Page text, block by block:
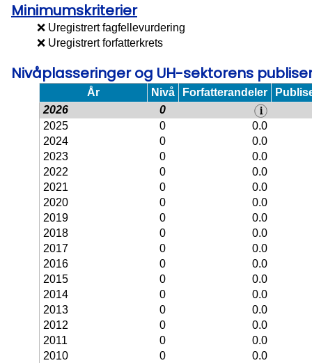
Minimumskriterier
❌ Uregistrert fagfellevurdering
❌ Uregistrert forfatterkrets
Nivåplasseringer og UH-sektorens
År Nivå Forfatterandeler
2026
0
2025
0
0.0
2024
0
0.0
2023
0
0.0
2022
0
0.0
2021
0
0.0
2020
0
0.0
2019
0
0.0
2018
0
0.0
2017
0
0.0
2016
0
0.0
2015
0
0.0
2014
0
0.0
2013
0
0.0
2012
0
0.0
2011
0
0.0
2010
0
0.0